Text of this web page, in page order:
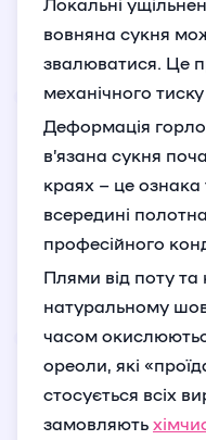
вовняна сукня
звалюватися. Це
механічного
Деформація
в’язана сукня
краях – це ознака
всередині
професійного
Плями від поту
натуральному
часом
ореоли, які
стосується всіх
замовляють